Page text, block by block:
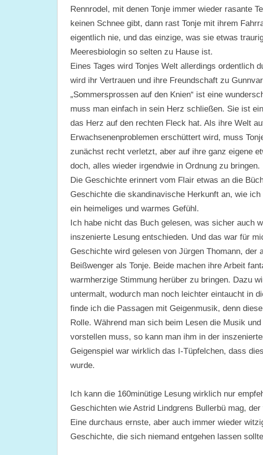
Rennrodel, mit denen Tonje immer wieder rasante
keinen Schnee gibt, dann rast Tonje mit ihrem
eigentlich nie, und das einzige, was sie etwas
Meeresbiologin so selten zu Hause ist.
Eines Tages wird Tonjes Welt allerdings ordentlich
wird ihr Vertrauen und ihre Freundschaft zu
„Sommersprossen auf den Knien“ ist eine
muss man einfach in sein Herz schließen. Sie ist
das Herz auf den rechten Fleck hat. Als ihre Welt
Erwachsenenproblemen erschüttert wird, muss
zunächst recht verletzt, aber auf ihre ganz eigene
doch, alles wieder irgendwie in Ordnung zu bringen.
Die Geschichte erinnert vom Flair etwas an die
Geschichte die skandinavische Herkunft an, wie
ein heimeliges und warmes Gefühl.
Ich habe nicht das Buch gelesen, was sicher auch
inszenierte Lesung entschieden. Und das war für
Geschichte wird gelesen von Jürgen Thomann, der
Beißwenger als Tonje. Beide machen ihre Arbeit
warmherzige Stimmung herüber zu bringen. Dazu
untermalt, wodurch man noch leichter eintaucht in
finde ich die Passagen mit Geigenmusik, denn
Rolle. Während man sich beim Lesen die Musik
vorstellen muss, so kann man ihm in der
Geigenspiel war wirklich das I-Tüpfelchen, dass
wurde.
Ich kann die 160minütige Lesung wirklich nur
Geschichten wie Astrid Lindgrens Bullerbü mag,
Eine durchaus ernste, aber auch immer wieder
Geschichte, die sich niemand entgehen lassen